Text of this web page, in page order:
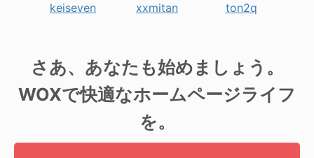
keiseven xxmitan ton2q
さあ、あなたも始めましょう。
WOXで快適なホームページライフ
を。